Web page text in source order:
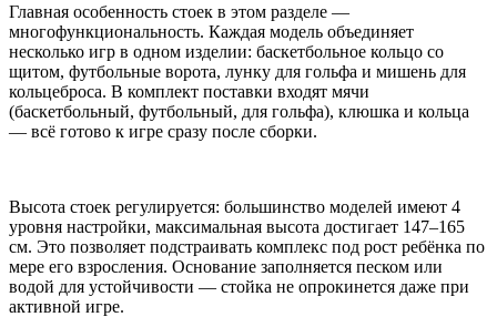
Главная особенность стоек в этом разделе —
многофункциональность. Каждая модель объединяет
несколько игр в одном изделии: баскетбольное кольцо со
щитом, футбольные ворота, лунку для гольфа и мишень для
кольцеброса. В комплект поставки входят мячи
(баскетбольный, футбольный, для гольфа), клюшка и кольца
— всё готово к игре сразу после сборки.
Высота стоек регулируется: большинство моделей имеют 4
уровня настройки, максимальная высота достигает 147–165
см. Это позволяет подстраивать комплекс под рост ребёнка по
мере его взросления. Основание заполняется песком или
водой для устойчивости — стойка не опрокинется даже при
активной игре.